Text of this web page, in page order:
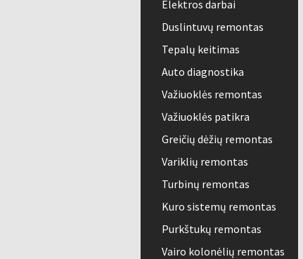
Elektros darbai
Duslintuvų remontas
Tepalų keitimas
Auto diagnostika
Važiuoklės remontas
Važiuoklės patikra
Greičių dėžių remontas
Variklių remontas
Turbinų remontas
Kuro sistemų remontas
Purkštukų remontas
Vairo kolonėlių remontas